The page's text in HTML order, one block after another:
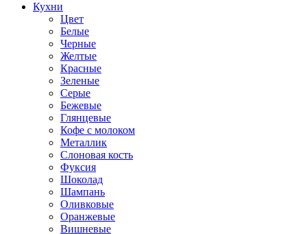
Кухни
Цвет
Белые
Черные
Желтые
Красные
Зеленые
Серые
Бежевые
Глянцевые
Кофе с молоком
Металлик
Слоновая кость
Фуксия
Шоколад
Шампань
Оливковые
Оранжевые
Вишневые